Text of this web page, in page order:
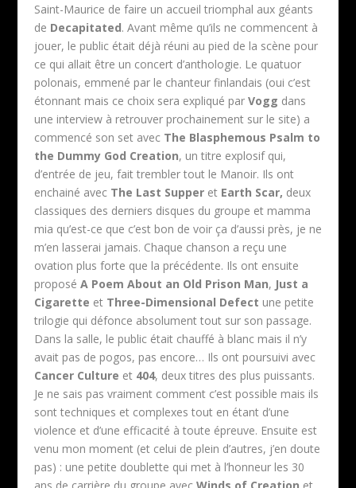
Saint-Maurice de faire un accueil triomphal aux géants
de Decapitated. Avant même qu’ils ne commencent à
jouer, le public était déjà réuni au pied de la scène pour
ce qui allait être un concert d’anthologie. Le quatuor
polonais, emmené par le chanteur finlandais (oui c’est
étonnant mais ce choix sera expliqué par Vogg dans
une interview à retrouver prochainement sur le site) a
commencé son set avec The Blasphemous Psalm to
the Dummy God Creation, un titre explosif qui,
d’entrée de jeu, fait trembler tout le Manoir. Ils ont
enchainé avec The Last Supperet Earth Scar, deux
classiques des derniers disques du groupe et mamma
mia qu’est-ce que c’est bon de voir ça d’aussi près, je ne
m’en lasserai jamais. Chaque chanson a reçu une
ovation plus forte que la précédente. Ils ont ensuite
proposé A Poem About an Old Prison Man, Just a
Cigarette et Three-Dimensional Defect une petite
trilogie qui défonce absolument tout sur son passage.
Dans la salle, le public était chauffé à blanc mais il n’y
avait pas de pogos, pas encore… Ils ont poursuivi avec
Cancer Culture et 404, deux titres des plus puissants.
Je ne sais pas vraiment comment c’est possible mais ils
sont techniques et complexes tout en étant d’une
violence et d’une efficacité à toute épreuve. Ensuite est
venu mon moment (et celui de plein d’autres, j’en doute
pas) : une petite doublette qui met à l’honneur les 30